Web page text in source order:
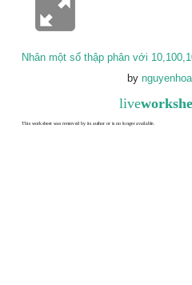
Nhân một số thập phân với
by
live